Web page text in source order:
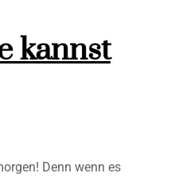
kannst
Denn wenn es